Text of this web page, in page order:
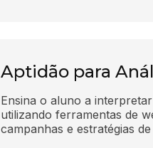
Aptidão para
Ensina o aluno a
utilizando ferramentas de
campanhas e estratégias